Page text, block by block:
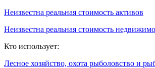
Неизвестна реальная стоимость активов
Неизвестна реальная стоимость
Кто использует:
Лесное хозяйство, охота рыболовство и